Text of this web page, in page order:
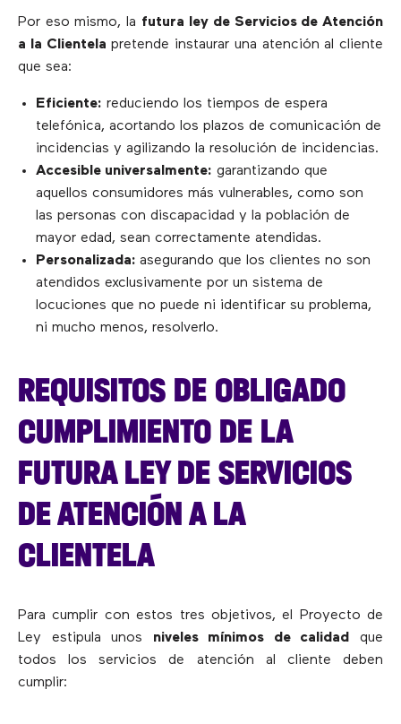
Por eso mismo, la futura
ley de Servicios de Atención
a la Clientela pretende instaurar una atención al cliente
que sea:
Eficiente: reduciendo los tiempos de espera
telefónica, acortando los plazos de comunicación de
incidencias y agilizando la resolución de incidencias.
Accesible universalmente: garantizando que
aquellos consumidores más vulnerables, como son
las personas con discapacidad y la población de
mayor edad, sean correctamente atendidas.
Personalizada: asegurando que los clientes no son
atendidos exclusivamente por un sistema de
locuciones que no puede ni identificar su problema,
ni mucho menos, resolverlo.
REQUISITOS DE OBLIGADO
CUMPLIMIENTO DE LA
FUTURA LEY DE SERVICIOS
DE ATENCIÓN A LA
CLIENTELA
Para cumplir con estos tres objetivos, el Proyecto de
Ley estipula unos niveles mínimos de calidad
que
todos los servicios de atención al cliente deben
cumplir: